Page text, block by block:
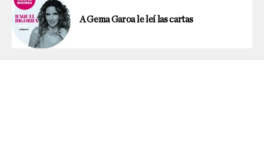
A Gema Garoa le leí las cartas